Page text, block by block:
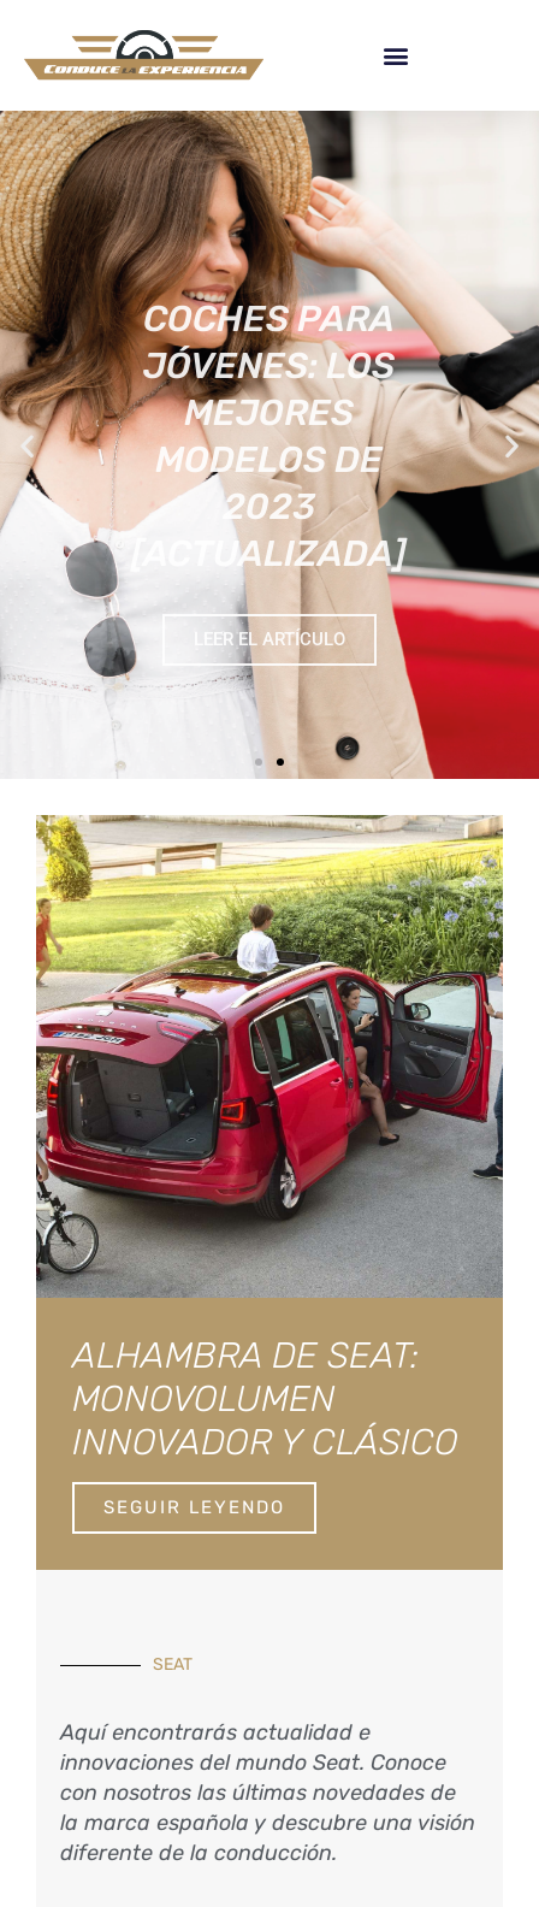
COCHES PARA
JÓVENES: LOS
MEJORES
MODELOS DE
2023
[ACTUALIZADA]
LEER EL ARTÍCULO
ALHAMBRA DE SEAT:
MONOVOLUMEN
INNOVADOR Y CLÁSICO
SEGUIR LEYENDO
SEAT
Aquí encontrarás actualidad e
innovaciones del mundo Seat. Conoce
con nosotros las últimas novedades de
la marca española y descubre una visión
diferente de la conducción.